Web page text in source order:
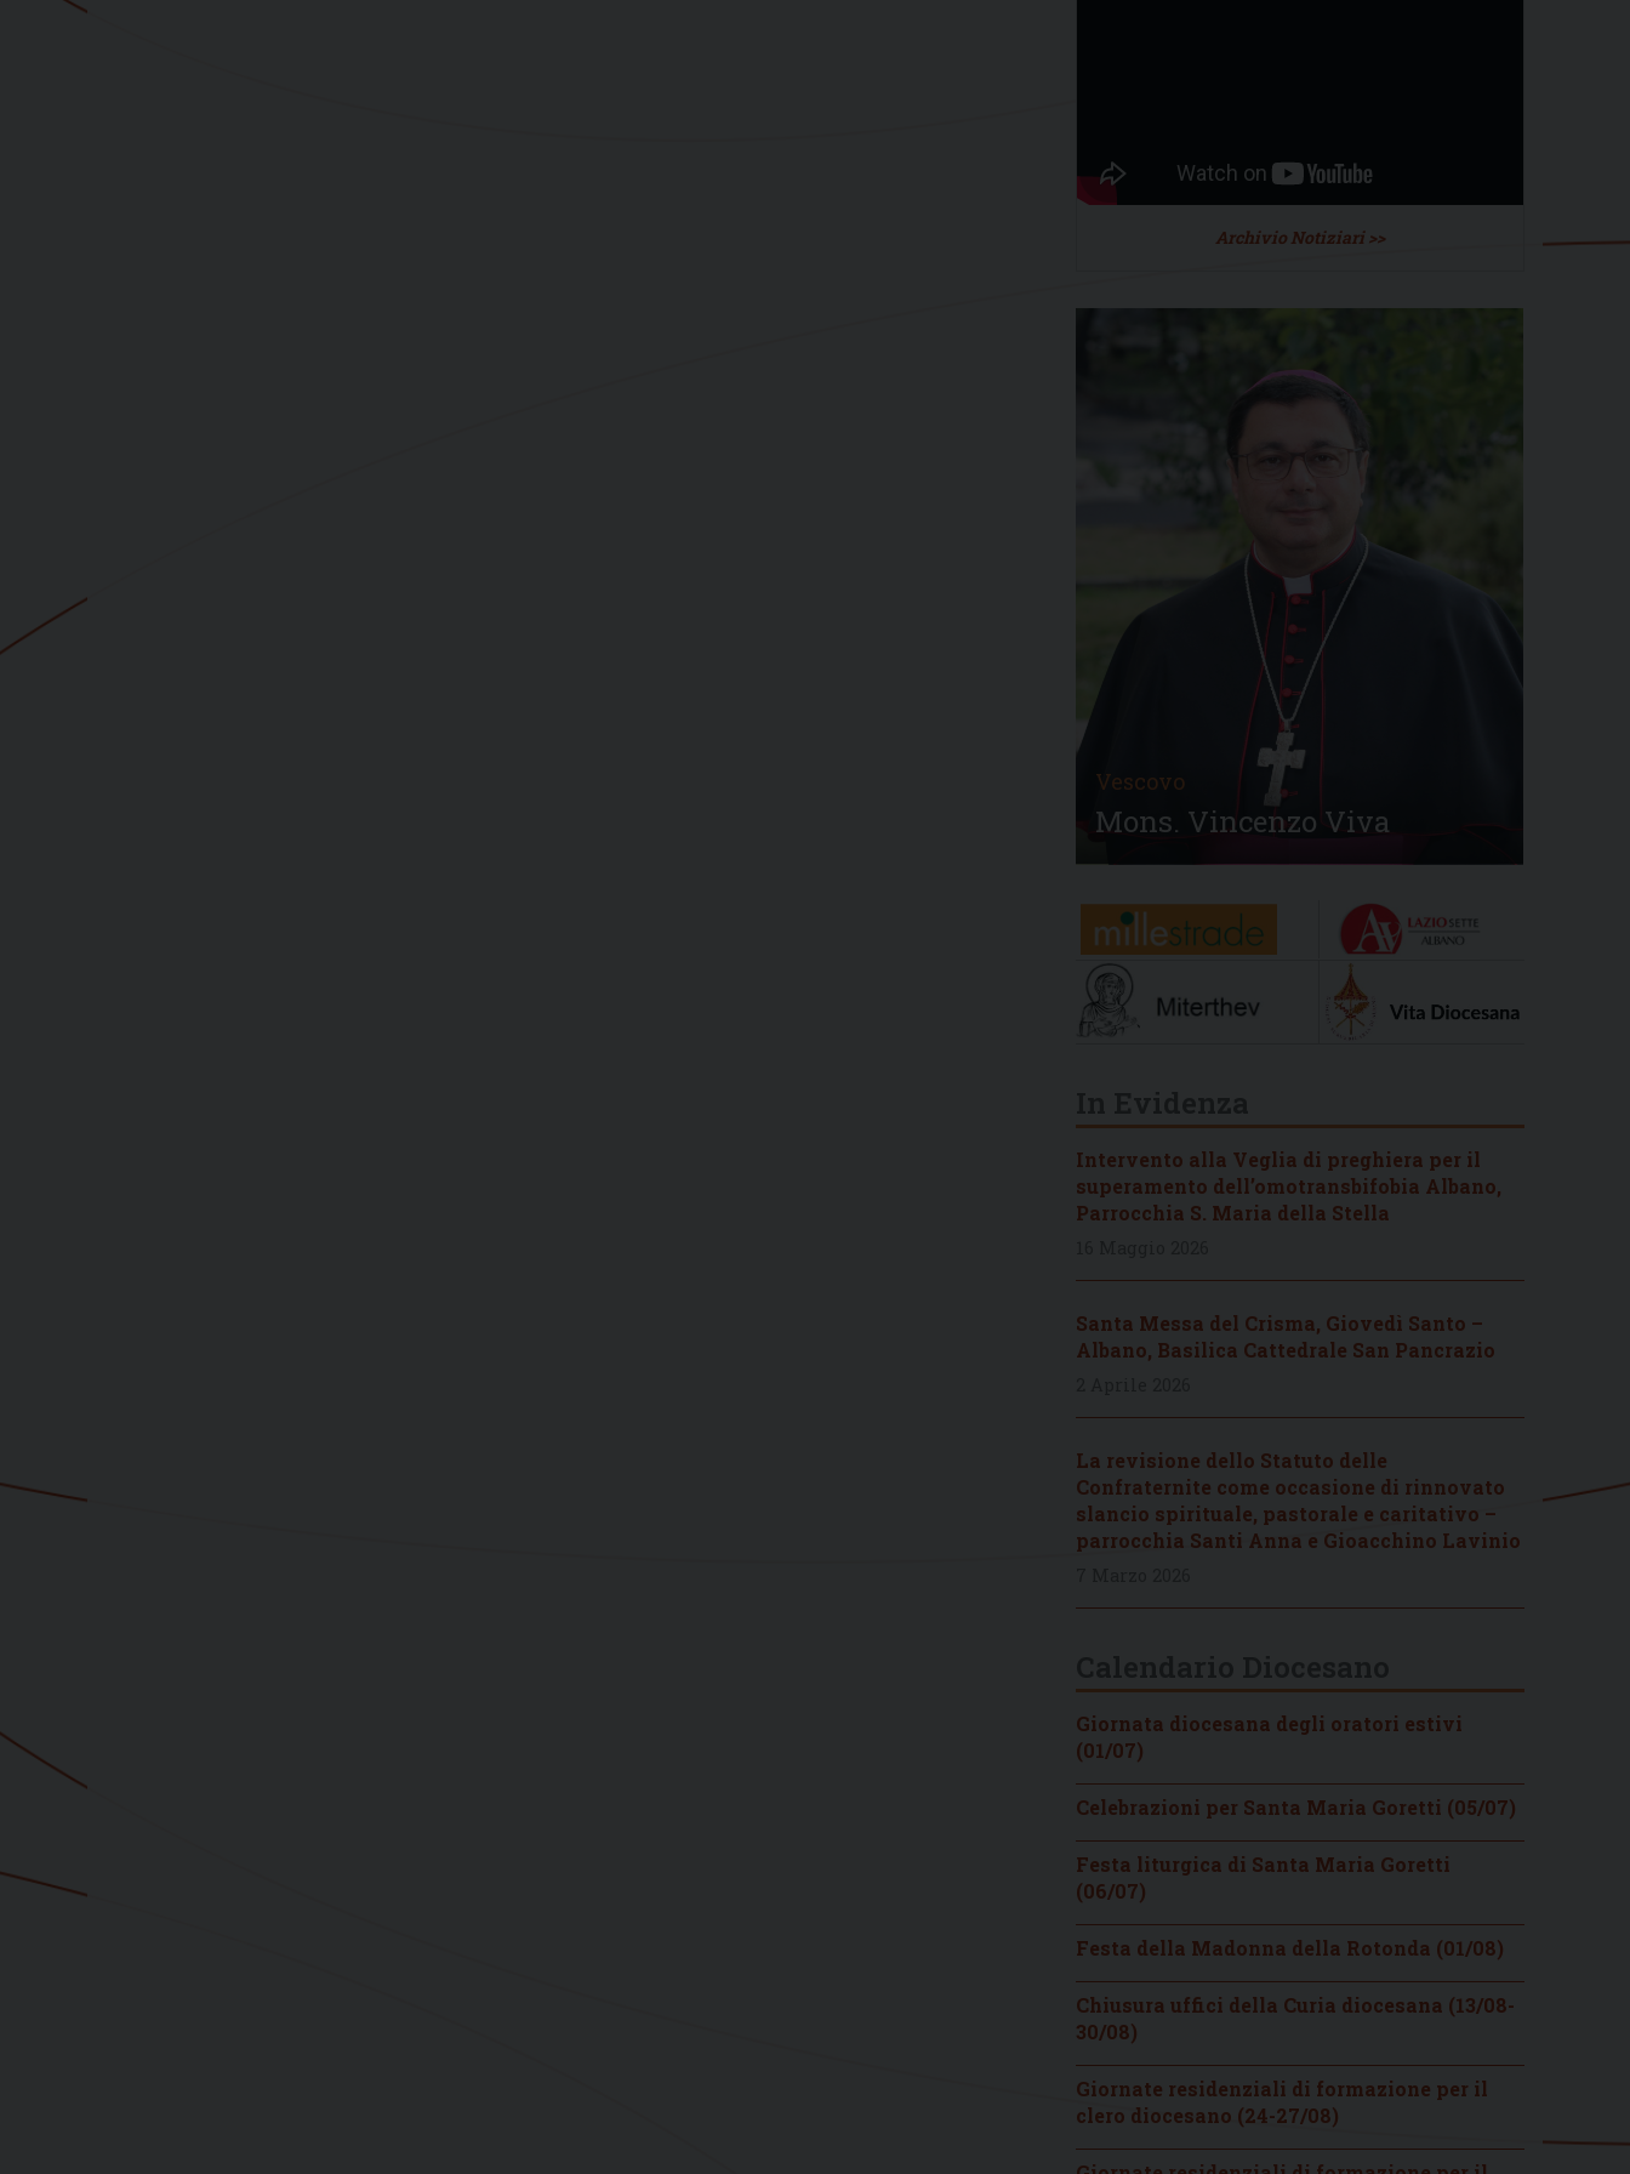
Archivio Notiziari >>
Vescovo
Mons. Vincenzo Viva
Intervento alla Veglia di preghiera per il
superamento dell’omotransbifobia Albano,
Parrocchia S. Maria della Stella
Santa Messa del Crisma, Giovedì Santo –
Albano, Basilica Cattedrale San Pancrazio
La revisione dello Statuto delle
Confraternite come occasione di rinnovato
slancio spirituale, pastorale e caritativo –
parrocchia Santi Anna e Gioacchino Lavinio
Giornata diocesana degli oratori estivi
(01/07)
Celebrazioni per Santa Maria Goretti (05/07)
Festa liturgica di Santa Maria Goretti
(06/07)
Festa della Madonna della Rotonda (01/08)
Chiusura uffici della Curia diocesana (13/08-
30/08)
Giornate residenziali di formazione per il
clero diocesano (24-27/08)